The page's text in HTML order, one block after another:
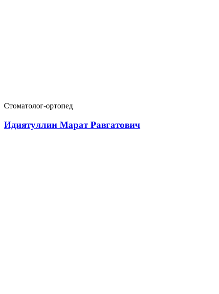
Стоматолог-ортопед
Идиятуллин Марат Равгатович